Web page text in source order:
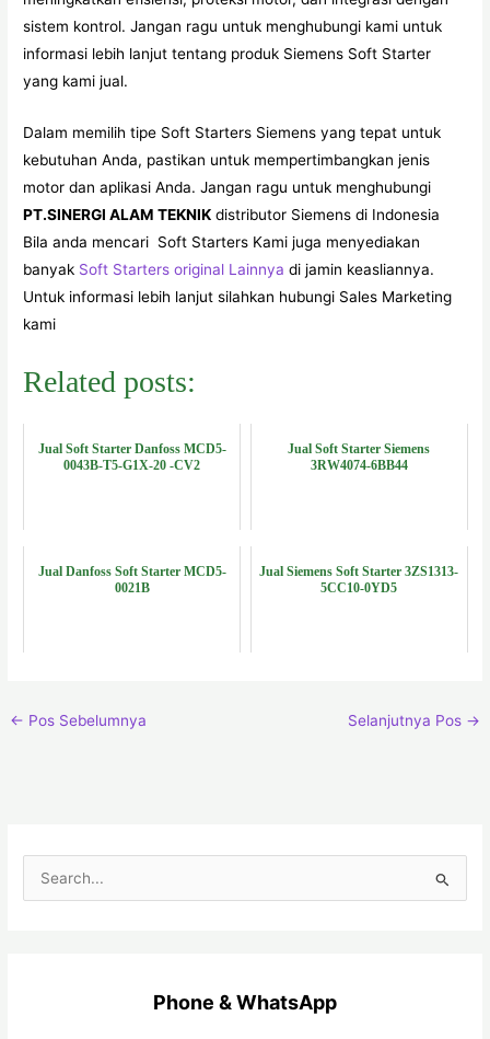
sistem kontrol. Jangan ragu untuk menghubungi kami untuk
informasi lebih lanjut tentang produk Siemens Soft Starter
yang kami jual.
Dalam memilih tipe Soft Starters Siemens yang tepat untuk
kebutuhan Anda, pastikan untuk mempertimbangkan jenis
motor dan aplikasi Anda. Jangan ragu untuk menghubungi
PT.SINERGI ALAM TEKNIK distributor Siemens di Indonesia
Bila anda mencari Soft Starters Kami juga menyediakan
banyak Soft Starters original Lainnya di jamin keasliannya.
Untuk informasi lebih lanjut silahkan hubungi Sales Marketing
kami
Related posts:
Jual Soft Starter Danfoss MCD5-
0043B-T5-G1X-20 -CV2
Jual Soft Starter Siemens
3RW4074-6BB44
Jual Danfoss Soft Starter MCD5-
0021B
Jual Siemens Soft Starter 3ZS1313-
5CC10-0YD5
← Pos Sebelumnya Selanjutnya Pos →
Phone & WhatsApp